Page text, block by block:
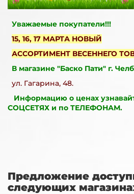
Уважаемые покупатели!!!
15, 16, 17 МАРТА НОВЫЙ
АССОРТИМЕНТ ВЕСЕННЕГО
В магазине "Баско Пати" г.
ул. Гагарина, 48.
Информацию о ценах
СОЦСЕТЯХ и по ТЕЛЕФОНАМ.
Предложение
следующих